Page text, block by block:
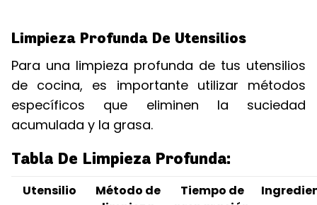
Limpieza Profunda De Utensilios
Para una limpieza profunda de tus utensilios
de cocina, es importante utilizar métodos
específicos que eliminen la suciedad
acumulada y la grasa.
Tabla De Limpieza Profunda:
Utensilio
Método de
Tiempo de